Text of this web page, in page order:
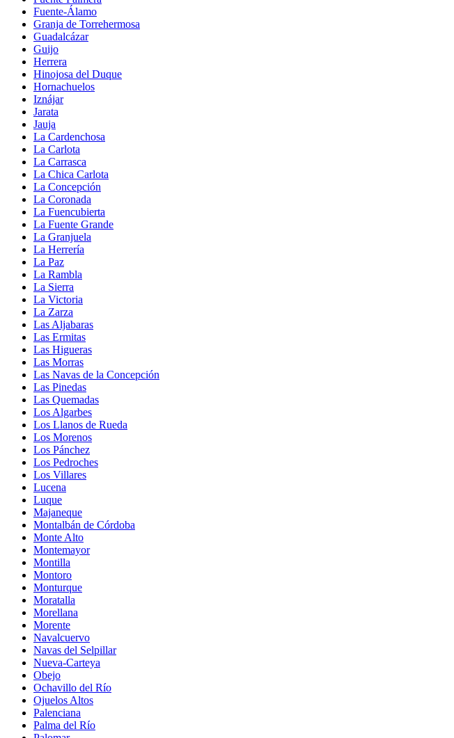
Fuente-Álamo
Granja de Torrehermosa
Guadalcázar
Guijo
Herrera
Hinojosa del Duque
Hornachuelos
Iznájar
Jarata
Jauja
La Cardenchosa
La Carlota
La Carrasca
La Chica Carlota
La Concepción
La Coronada
La Fuencubierta
La Fuente Grande
La Granjuela
La Herrería
La Paz
La Rambla
La Sierra
La Victoria
La Zarza
Las Aljabaras
Las Ermitas
Las Higueras
Las Morras
Las Navas de la Concepción
Las Pinedas
Las Quemadas
Los Algarbes
Los Llanos de Rueda
Los Morenos
Los Pánchez
Los Pedroches
Los Villares
Lucena
Luque
Majaneque
Montalbán de Córdoba
Monte Alto
Montemayor
Montilla
Montoro
Monturque
Moratalla
Morellana
Morente
Navalcuervo
Navas del Selpillar
Nueva-Carteya
Obejo
Ochavillo del Río
Ojuelos Altos
Palenciana
Palma del Río